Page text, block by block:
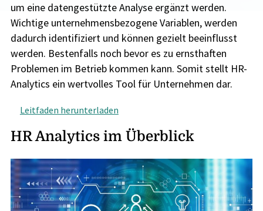
um eine datengestützte Analyse ergänzt werden.
Wichtige unternehmensbezogene Variablen, werden
dadurch identifiziert und können gezielt beeinflusst
werden. Bestenfalls noch bevor es zu ernsthaften
Problemen im Betrieb kommen kann. Somit stellt HR-
Analytics ein wertvolles Tool für Unternehmen dar.
Leitfaden herunterladen
HR Analytics im Überblick